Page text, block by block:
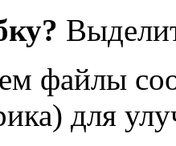
файлы
для